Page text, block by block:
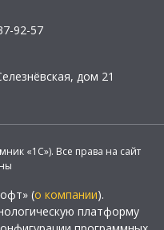
92-57
дом 21
«1С»). Все права на сайт
(о компании).
платформу